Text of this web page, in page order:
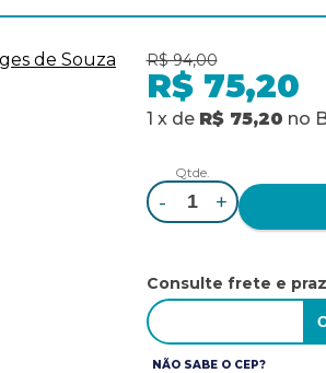
de Souza
R$ 94,00
R$ 75,20
1 x de R$ 75,20 no
Qtde.
- +
Consulte frete e
NÃO SABE O CEP?